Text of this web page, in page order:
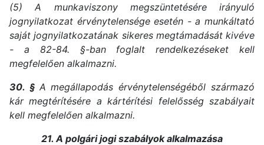
(5) A munkaviszony megszüntetésére irányuló
jognyilatkozat érvénytelensége esetén - a munkáltató
saját jognyilatkozatának sikeres megtámadását kivéve
- a 82-84. §-ban foglalt rendelkezéseket kell
megfelelően alkalmazni.
30. § A megállapodás érvénytelenségéből származó
kár megtérítésére a kártérítési felelősség szabályait
kell megfelelően alkalmazni.
21. A polgári jogi szabályok alkalmazása